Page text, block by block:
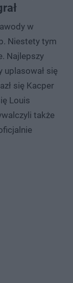
w
Niestety tym
Najlepszy
uplasował się
się Kacper
Louis
także